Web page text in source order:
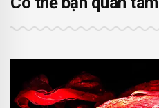
VNLUXURY
Có thể bạn quan tâm